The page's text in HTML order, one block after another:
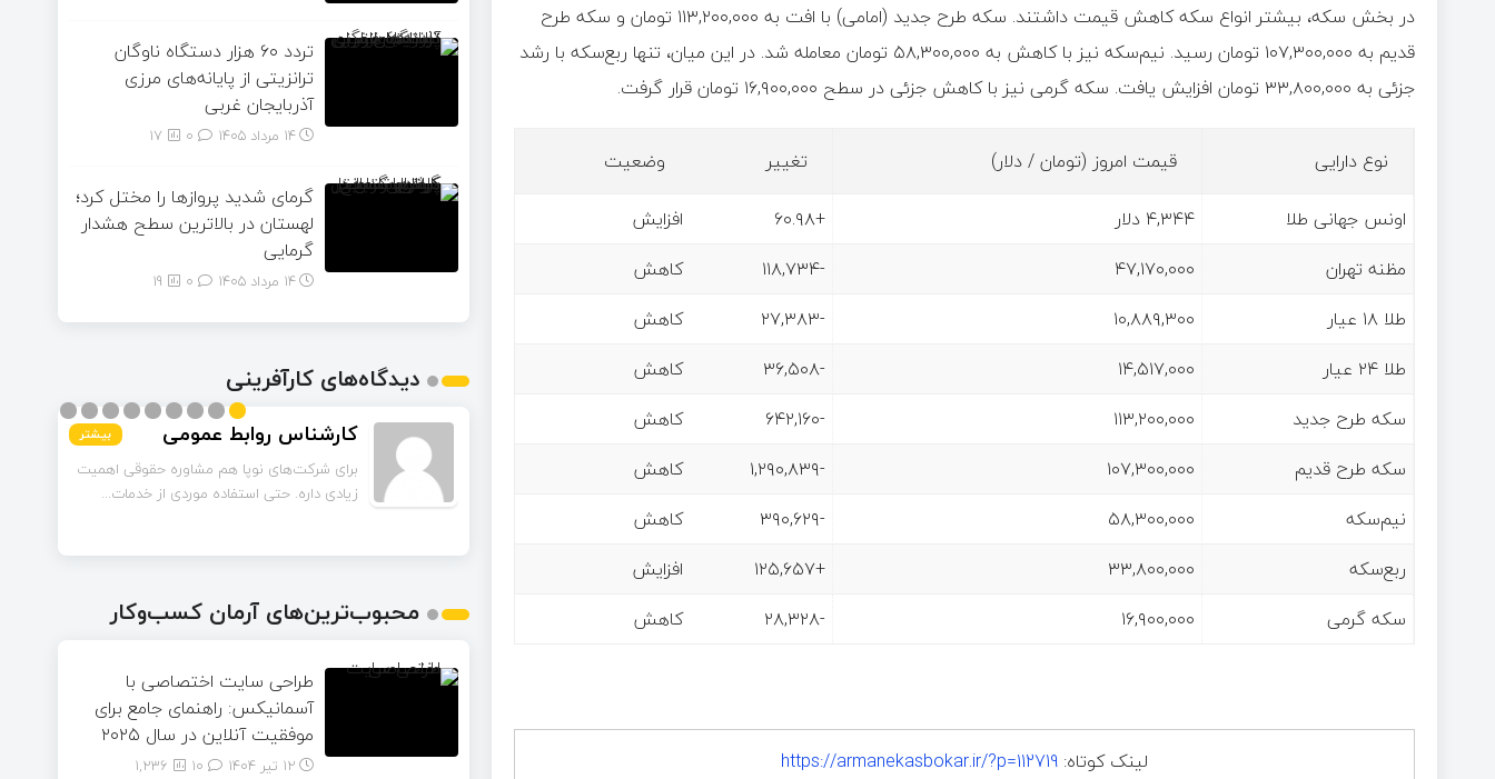
در بخش سکه، بیشتر انواع سکه کاهش قیمت داشتند. سکه طرح جدید (امامی) با افت به ۱۱۳,۲۰۰,۰۰۰ تومان و سکه طرح
قدیم به ۱۰۷,۳۰۰,۰۰۰ تومان رسید. نیم‌سکه نیز با کاهش به ۵۸,۳۰۰,۰۰۰ تومان معامله شد. در این میان، تنها ربع‌سکه با رشد
جزئی به ۳۳,۸۰۰,۰۰۰ تومان افزایش یافت. سکه گرمی نیز با کاهش جزئی در سطح ۱۶,۹۰۰,۰۰۰ تومان قرار گرفت.
نوع دارایی قیمت امروز (تومان / دلار) تغییر
وضعیت
اونس جهانی طلا
۴,۳۴۴ دلار +۶۰.۹۸
افزایش
مظنه تهران
۴۷,۱۷۰,۰۰۰ -۱۱۸,۷۳۴
کاهش
طلا ۱۸ عیار
۱۰,۸۸۹,۳۰۰ -۲۷,۳۸۳
کاهش
طلا ۲۴ عیار
۱۴,۵۱۷,۰۰۰ -۳۶,۵۰۸
کاهش
سکه طرح جدید
۱۱۳,۲۰۰,۰۰۰ -۶۴۲,۱۶۰
کاهش
سکه طرح قدیم
۱۰۷,۳۰۰,۰۰۰ -۱,۲۹۰,۸۳۹
کاهش
نیم‌سکه
۵۸,۳۰۰,۰۰۰ -۳۹۰,۶۲۹
کاهش
ربع‌سکه
۳۳,۸۰۰,۰۰۰ +۱۲۵,۶۵۷
افزایش
سکه گرمی
۱۶,۹۰۰,۰۰۰ -۲۸,۳۲۸ کاهش
لینک کوتاه: https://armanekasbokar.ir/?p=112719
تردد ۶۰ هزار دستگاه ناوگان
ترانزیتی از پایانه‌های مرزی
آذربایجان ‌غربی
14 مرداد 1405 17
گرمای شدید پروازها را مختل کرد؛
لهستان در بالاترین سطح هشدار
گرمایی
14 مرداد 1405 19
دیدگاه‌های کارآفرینی
کارشناس روابط عمومی بیشتر
برای شرکت‌های نوپا هم مشاوره حقوقی اهمیت
زیادی داره. حتی استفاده موردی از خدمات...
حاجی پور بیشتر
اگر یک شرکت تازه‌تأسیس باشه و بودجه
محدودی داشته باشه، باز هم داشتن وکیل شرکت
بیشتر
بیشتر
بیشتر
بیشتر
بیشتر
بیشتر
بیشتر
محبوب‌ترین‌های آرمان کسب‌وکار
طراحی سایت اختصاصی با
آسمانیکس: راهنمای جامع برای
موفقیت آنلاین در سال ۲۰۲۵
12 تیر 1404 1,236